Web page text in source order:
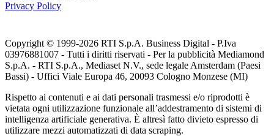
Privacy Policy
Copyright © 1999-2026 RTI S.p.A. Business Digital - P.Iva
03976881007 - Tutti i diritti riservati - Per la pubblicità Mediamond
S.p.A. - RTI S.p.A., Mediaset N.V., sede legale Amsterdam (Paesi
Bassi) - Uffici Viale Europa 46, 20093 Cologno Monzese (MI)
Rispetto ai contenuti e ai dati personali trasmessi e/o riprodotti è
vietata ogni utilizzazione funzionale all’addestramento di sistemi di
intelligenza artificiale generativa. È altresì fatto divieto espresso di
utilizzare mezzi automatizzati di data scraping.